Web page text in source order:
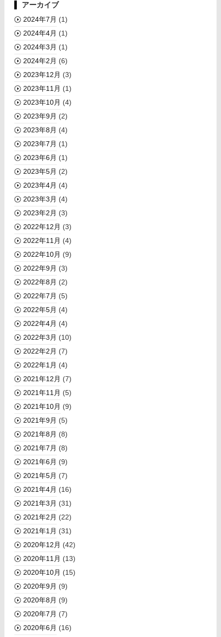
アーカイブ
2024年7月 (1)
2024年4月 (1)
2024年3月 (1)
2024年2月 (6)
2023年12月 (3)
2023年11月 (1)
2023年10月 (4)
2023年9月 (2)
2023年8月 (4)
2023年7月 (1)
2023年6月 (1)
2023年5月 (2)
2023年4月 (4)
2023年3月 (4)
2023年2月 (3)
2022年12月 (3)
2022年11月 (4)
2022年10月 (9)
2022年9月 (3)
2022年8月 (2)
2022年7月 (5)
2022年5月 (4)
2022年4月 (4)
2022年3月 (10)
2022年2月 (7)
2022年1月 (4)
2021年12月 (7)
2021年11月 (5)
2021年10月 (9)
2021年9月 (5)
2021年8月 (8)
2021年7月 (8)
2021年6月 (9)
2021年5月 (7)
2021年4月 (16)
2021年3月 (31)
2021年2月 (22)
2021年1月 (31)
2020年12月 (42)
2020年11月 (13)
2020年10月 (15)
2020年9月 (9)
2020年8月 (9)
2020年7月 (7)
2020年6月 (16)